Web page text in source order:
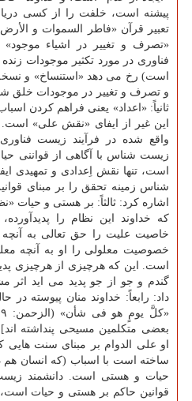
پیشنه است، خلفت را از كسی
«تصرف و تغییر در اشیاء
فناوری در مورد تكثیر موجودات
است) رخ می دهد «استنساخ» و
و تصرف و تغییر در موجودات خلق
ثانیاً: «اعداد» یعنی فراهم كردن
این غیر از ایفای «نقش علی»
واقع شده در فرآیند زیست فناوری
زیست شناس با آگاهی از قواننی
است، تنها نقش اِعدادی و تمهیدی
شناس زمینه تحقق را بر مبنای
اشاره كرد: ثالثاً: بر هستی و حیات
كه خداوند این نظام را
خاصیت علیت را حق تعالی به
خصوصیت معلولی را او به آنچه
است. این كه هرچیزی از هرچیزی پدید
گندم و جو از جو پدید می اید اثر
داد: رابعاً: خداوند منان پیوسته
بعضی متكلمین مسیحی پنداشته
او علی الدوام بر مبنای سنت
ساخته است با اسباب (كه انسان هم
حیات و هستی است. دانشمند
قوانین حاكم بر هستی و حیات